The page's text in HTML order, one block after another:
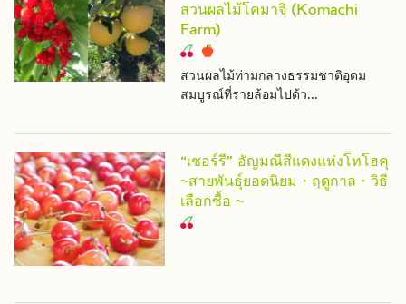
สวนผลไม้โคมาจิ (Komachi
Farm)
สวนผลไม้ท่ามกลางธรรมชาติอุดม
สมบูรณ์ที่รายล้อมไปด้ว...
“เชอร์รี” อัญมณีสีแดงแห่งโทโฮคุ
~สายพันธุ์ยอดนิยม・ฤดูกาล・วิธี
เลือกซื้อ ~